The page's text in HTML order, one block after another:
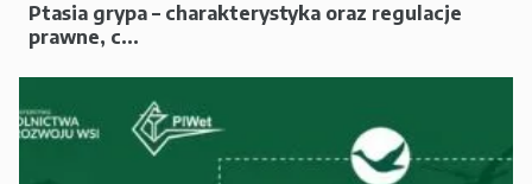
Ptasia grypa – charakterystyka oraz regulacje
prawne, c...